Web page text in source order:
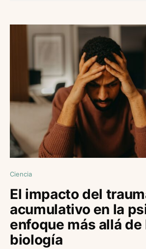
Ciencia
El impacto del
acumulativo en la
enfoque más allá de
biología